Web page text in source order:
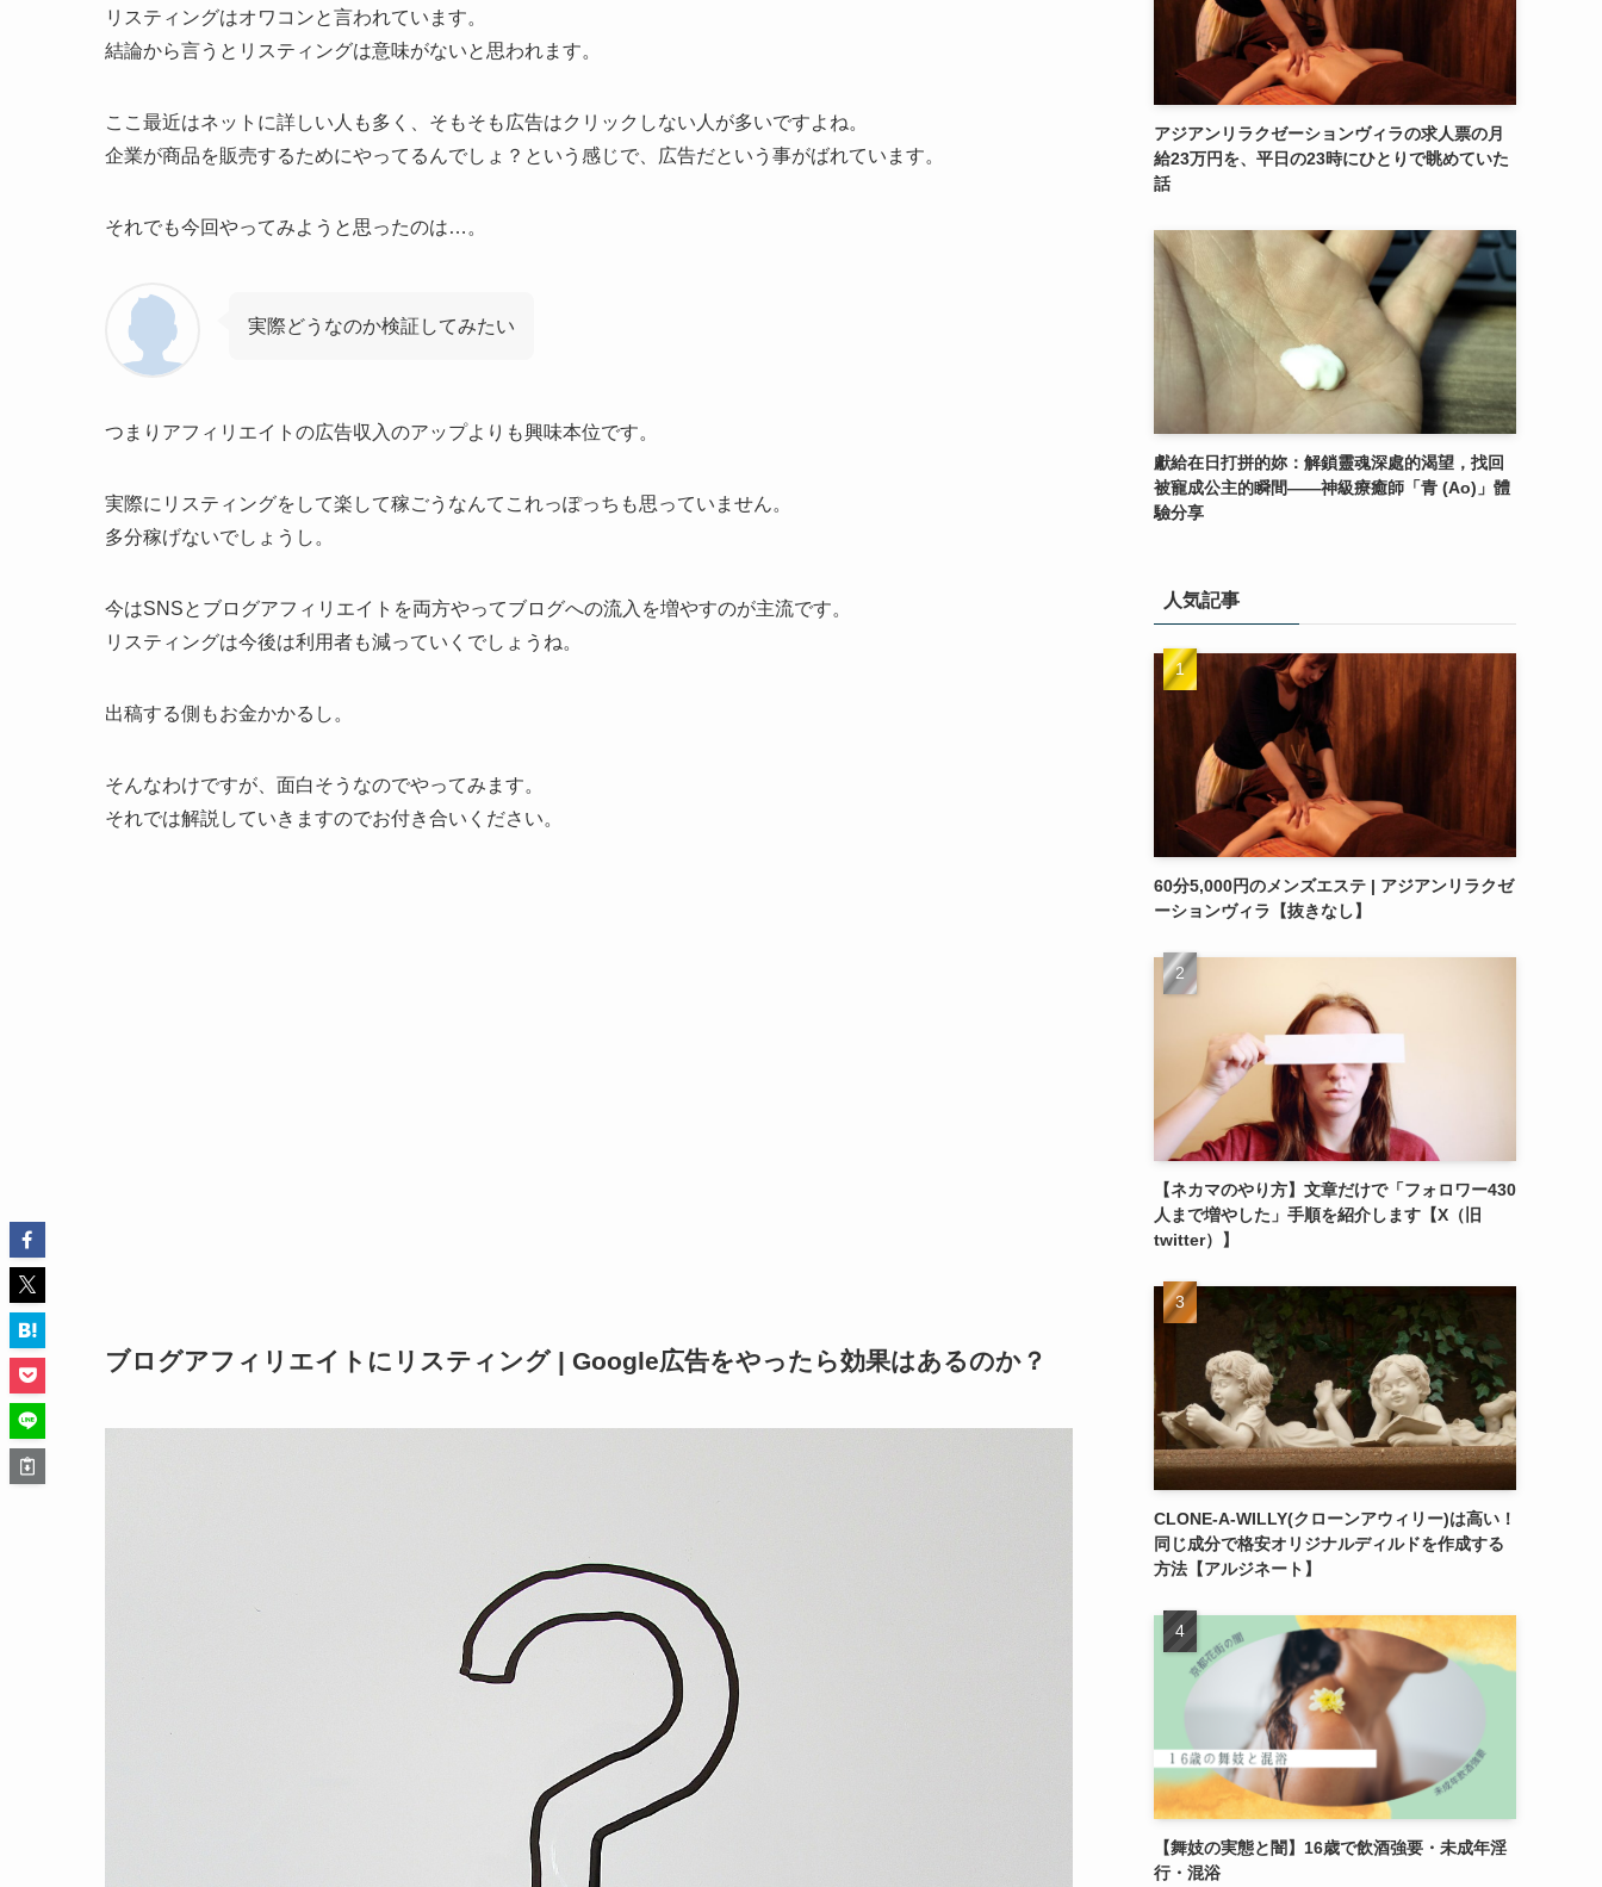
リスティングはオワコンと言われています。
結論から言うとリスティングは意味がないと思われます。
ここ最近はネットに詳しい人も多く、そもそも広告はクリックしない人が多いですよね。
企業が商品を販売するためにやってるんでしょ？という感じで、広告だという事がばれています。
それでも今回やってみようと思ったのは…。
実際どうなのか検証してみたい
つまりアフィリエイトの広告収入のアップよりも興味本位です。
実際にリスティングをして楽して稼ごうなんてこれっぽっちも思っていません。
多分稼げないでしょうし。
今はSNSとブログアフィリエイトを両方やってブログへの流入を増やすのが主流です。
リスティングは今後は利用者も減っていくでしょうね。
出稿する側もお金かかるし。
そんなわけですが、面白そうなのでやってみます。
それでは解説していきますのでお付き合いください。
ブログアフィリエイトにリスティング | Google広告をやったら効果はあるのか？
アジアンリラクゼーションヴィラの求人票の月
給23万円を、平日の23時にひとりで眺めていた
話
獻給在日打拼的妳：解鎖靈魂深處的渴望，找回
被寵成公主的瞬間——神級療癒師「青 (Ao)」體
驗分享
人気記事
60分5,000円のメンズエステ | アジアンリラクゼ
ーションヴィラ【抜きなし】
【ネカマのやり方】文章だけで「フォロワー430
人まで増やした」手順を紹介します【X（旧
twitter）】
CLONE-A-WILLY(クローンアウィリー)は高い！
同じ成分で格安オリジナルディルドを作成する
方法【アルジネート】
【舞妓の実態と闇】16歳で飲酒強要・未成年淫
行・混浴